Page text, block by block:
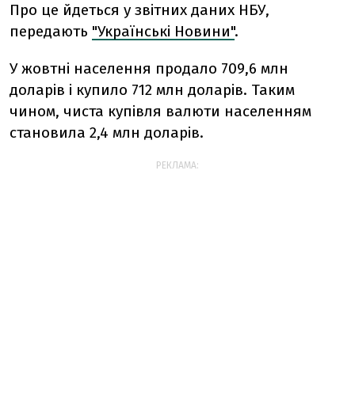
Про це йдеться у звітних даних НБУ,
передають "Українські Новини".
У жовтні населення продало 709,6 млн
доларів і купило 712 млн доларів. Таким
чином, чиста купівля валюти населенням
становила 2,4 млн доларів.
РЕКЛАМА: